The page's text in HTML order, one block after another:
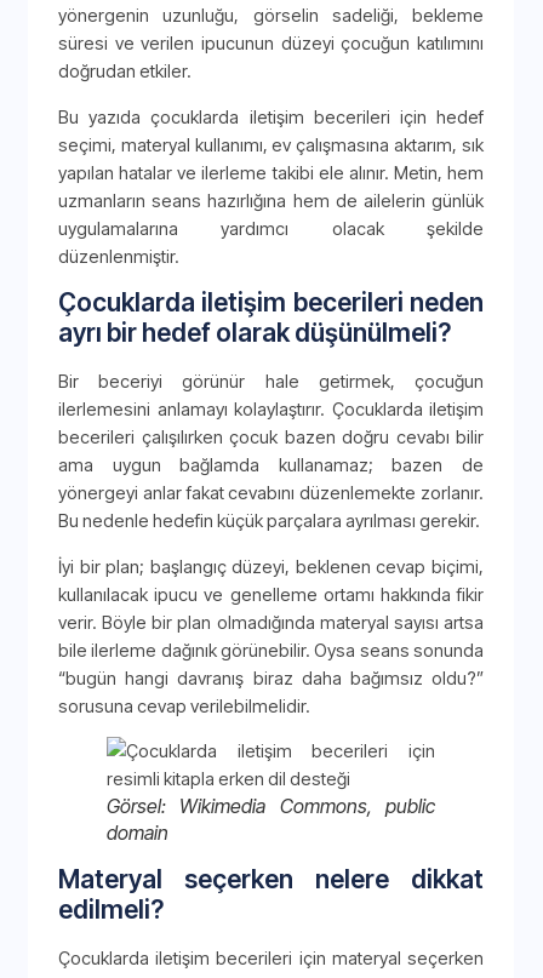
yönergenin uzunluğu, görselin sadeliği, bekleme
süresi ve verilen ipucunun düzeyi çocuğun katılımını
doğrudan etkiler.
Bu yazıda çocuklarda iletişim becerileri için hedef
seçimi, materyal kullanımı, ev çalışmasına aktarım, sık
yapılan hatalar ve ilerleme takibi ele alınır. Metin, hem
uzmanların seans hazırlığına hem de ailelerin günlük
uygulamalarına yardımcı olacak şekilde
düzenlenmiştir.
Çocuklarda iletişim becerileri neden
ayrı bir hedef olarak düşünülmeli?
Bir beceriyi görünür hale getirmek, çocuğun
ilerlemesini anlamayı kolaylaştırır. Çocuklarda iletişim
becerileri çalışılırken çocuk bazen doğru cevabı bilir
ama uygun bağlamda kullanamaz; bazen de
yönergeyi anlar fakat cevabını düzenlemekte zorlanır.
Bu nedenle hedefin küçük parçalara ayrılması gerekir.
İyi bir plan; başlangıç düzeyi, beklenen cevap biçimi,
kullanılacak ipucu ve genelleme ortamı hakkında fikir
verir. Böyle bir plan olmadığında materyal sayısı artsa
bile ilerleme dağınık görünebilir. Oysa seans sonunda
“bugün hangi davranış biraz daha bağımsız oldu?”
sorusuna cevap verilebilmelidir.
Görsel: Wikimedia Commons, public
domain
Materyal seçerken nelere dikkat
edilmeli?
Çocuklarda iletişim becerileri için materyal seçerken